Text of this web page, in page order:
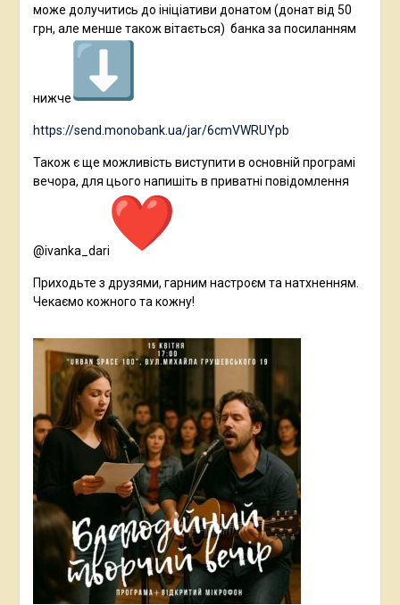
може долучитись до ініціативи донатом (донат від 50
грн, але менше також вітається) банка за посиланням
нижче
https://send.monobank.ua/jar/6cmVWRUYpb
Також є ще можливість виступити в основній програмі
вечора, для цього напишіть в приватні повідомлення
@ivanka_dari
Приходьте з друзями, гарним настроєм та натхненням.
Чекаємо кожного та кожну!